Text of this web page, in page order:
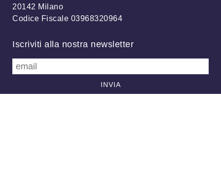
20142 Milano
Codice Fiscale 03968320964
Iscriviti alla nostra newsletter